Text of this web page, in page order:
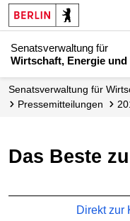
Senatsverwaltung für
Wirtschaft, Energie und
Senats­verwaltung für
Presse­mitteilungen
Das Beste
Direkt zur